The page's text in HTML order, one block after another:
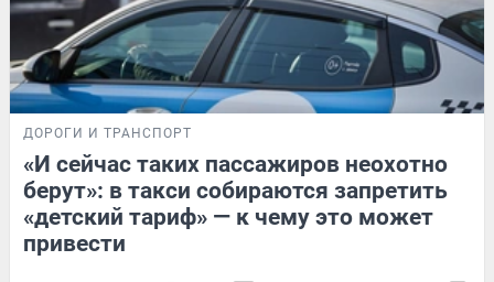
ДОРОГИ И ТРАНСПОРТ
«И сейчас таких пассажиров неохотно
берут»: в такси собираются запретить
«детский тариф» — к чему это может
привести